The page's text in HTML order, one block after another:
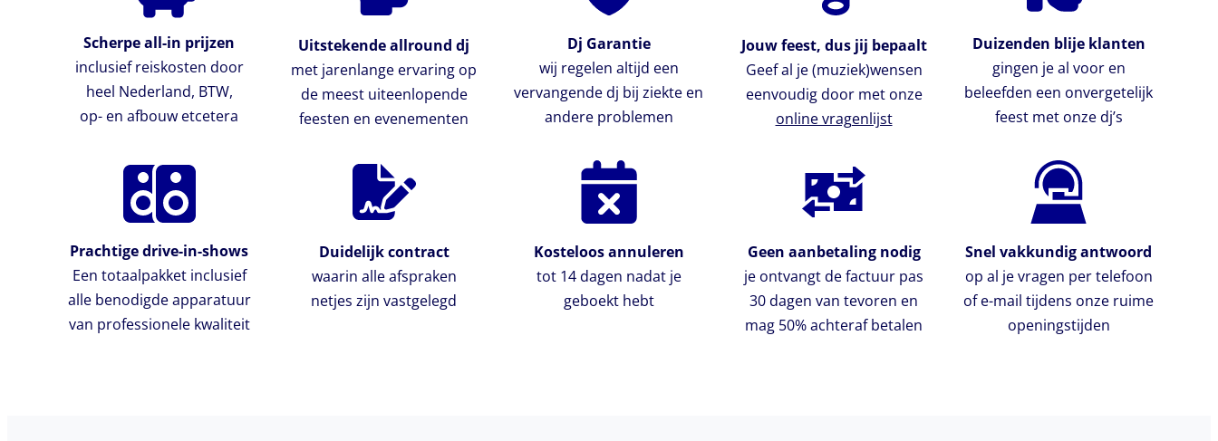
Scherpe all-in prijzen
inclusief reiskosten door
heel Nederland, BTW,
op- en afbouw etcetera
Uitstekende allround dj
met jarenlange ervaring op
de meest uiteenlopende
feesten en evenementen
Dj Garantie
wij regelen altijd een
vervangende dj bij ziekte en
andere problemen
Jouw feest, dus jij bepaalt
Geef al je (muziek)wensen
eenvoudig door met onze
online vragenlijst
Duizenden blije klanten
gingen je al voor en
beleefden een onvergetelijk
feest met onze dj’s
Prachtige drive-in-shows
Een totaalpakket inclusief
alle benodigde apparatuur
van professionele kwaliteit
Duidelijk contract
waarin alle afspraken
netjes zijn vastgelegd
Kosteloos annuleren
tot 14 dagen nadat je
geboekt hebt
Geen aanbetaling nodig
je ontvangt de factuur pas
30 dagen van tevoren en
mag 50% achteraf betalen
Snel vakkundig antwoord
op al je vragen per telefoon
of e-mail tijdens onze ruime
openingstijden